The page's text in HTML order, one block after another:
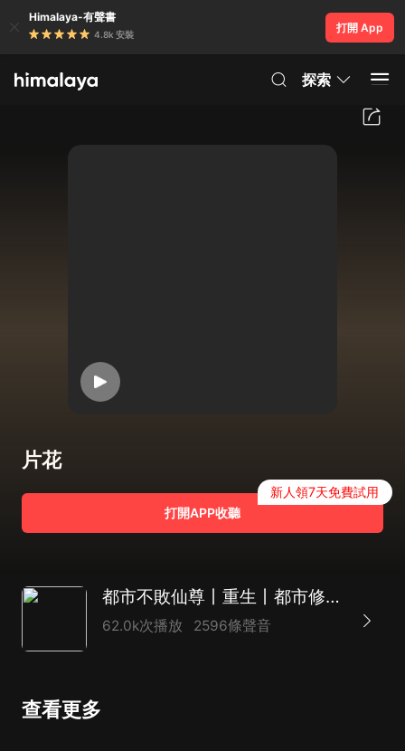
Himalaya-有聲書
4.8k 安裝
打開 App
探索
片花
打開APP收聽
新人領7天免費試用
都市不敗仙尊丨重生丨都市修仙丨熱血爽文丨玄幻丨爆更丨AI多播
62.0k次播放 2596條聲音
查看更多